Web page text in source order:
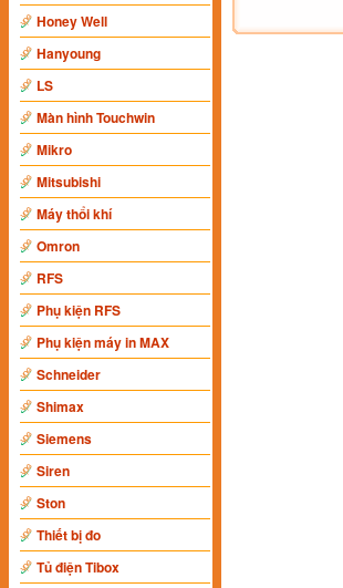
Honey Well
Hanyoung
LS
Màn hình Touchwin
Mikro
Mitsubishi
Máy thổi khí
Omron
RFS
Phụ kiện RFS
Phụ kiện máy in MAX
Schneider
Shimax
Siemens
Siren
Ston
Thiết bị đo
Tủ điện Tibox